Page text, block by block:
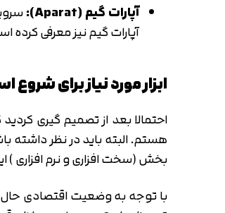
آپارات گیم (Aparat):
آپارات گیم نیز معرفی کرده
ابزار مورد نیاز برای شروع
احتمالا بعد از تصمیم گیری
هستم. البته باید در نظر داشته
بخش (سخت افزاری و نرم افزاری )
با توجه به وضعیت اقتصادی حال